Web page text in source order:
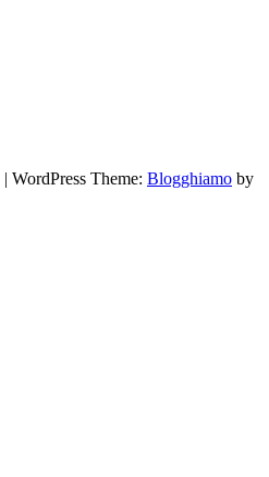
| WordPress Theme: Blogghiamo by